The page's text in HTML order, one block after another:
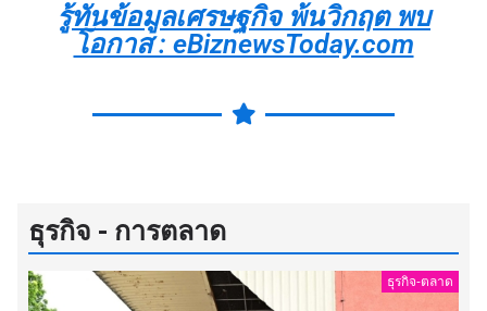
รู้ทันข้อมูลเศรษฐกิจ พ้นวิกฤต พบ
โอกาส : eBiznewsToday.com
ธุรกิจ - การตลาด
ธุรกิจ-ตลาด